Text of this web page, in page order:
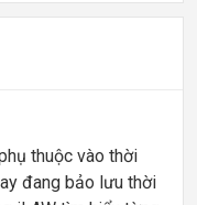
thuộc vào thời
đang bảo lưu thời